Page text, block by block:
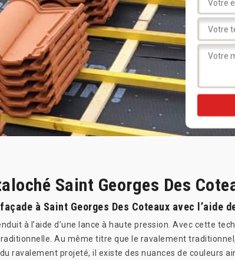
Saint Georges Des
à Saint Georges Des Coteaux avec l’aide
à l’aide d’une lance à haute pression. Avec cette
Au même titre que le ravalement
ravalement projeté, il existe des nuances de couleurs